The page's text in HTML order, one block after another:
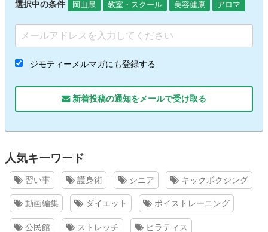
選択中の条件 岡山県 教室・スクール 美容健康 アロマ
ジモティーメルマガにも登録する
新着投稿の通知をメールで受け取る
人気キーワード
習い事 護身術 シニア キックボクシング
動画編集 ダイエット ボイストレーニング
公民館 ストレッチ ピラティス